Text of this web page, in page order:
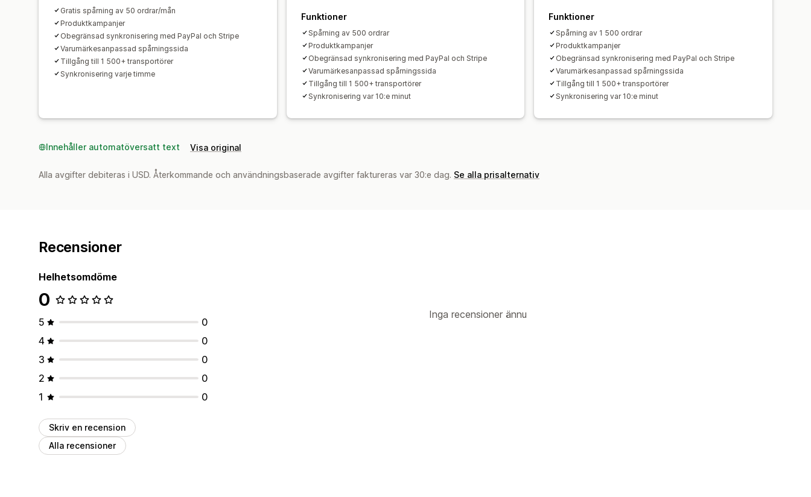
Gratis spårning av 50 ordrar/mån
Produktkampanjer
Obegränsad synkronisering med PayPal och Stripe
Varumärkesanpassad spårningssida
Tillgång till 1 500+ transportörer
Synkronisering varje timme
Funktioner
Spårning av 500 ordrar
Produktkampanjer
Obegränsad synkronisering med PayPal och Stripe
Varumärkesanpassad spårningssida
Tillgång till 1 500+ transportörer
Synkronisering var 10:e minut
Funktioner
Spårning av 1 500 ordrar
Produktkampanjer
Obegränsad synkronisering med PayPal och Stripe
Varumärkesanpassad spårningssida
Tillgång till 1 500+ transportörer
Synkronisering var 10:e minut
Innehåller automatöversatt text Visa original
Alla avgifter debiteras i USD. Återkommande och användningsbaserade avgifter faktureras var 30:e dag. Se alla prisalternativ
Recensioner
Helhetsomdöme
0
5
0
4
0
3
0
2
0
1
0
Skriv en recension
Alla recensioner
Inga recensioner ännu